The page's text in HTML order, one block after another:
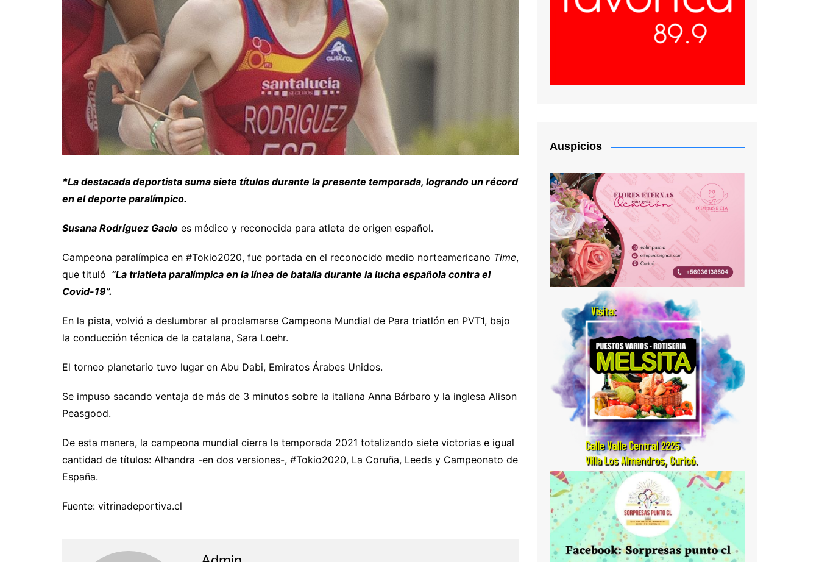
*La destacada deportista suma siete títulos durante la presente temporada, logrando un récord
en el deporte paralímpico.
Susana Rodríguez Gacio es médico y reconocida para atleta de origen español.
Campeona paralímpica en #Tokio2020, fue portada en el reconocido medio norteamericano Time,
que tituló “La triatleta paralímpica en la línea de batalla durante la lucha española contra el
Covid-19”.
En la pista, volvió a deslumbrar al proclamarse Campeona Mundial de Para triatlón en PVT1, bajo
la conducción técnica de la catalana, Sara Loehr.
El torneo planetario tuvo lugar en Abu Dabi, Emiratos Árabes Unidos.
Se impuso sacando ventaja de más de 3 minutos sobre la italiana Anna Bárbaro y la inglesa Alison
Peasgood.
De esta manera, la campeona mundial cierra la temporada 2021 totalizando siete victorias e igual
cantidad de títulos: Alhandra -en dos versiones-, #Tokio2020, La Coruña, Leeds y Campeonato de
España.
Fuente: vitrinadeportiva.cl
Auspicios